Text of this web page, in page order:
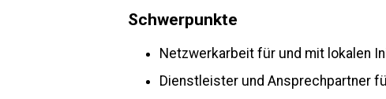
Schwerpunkte
Netzwerkarbeit für und mit lokalen
Dienstleister und Ansprechpartner